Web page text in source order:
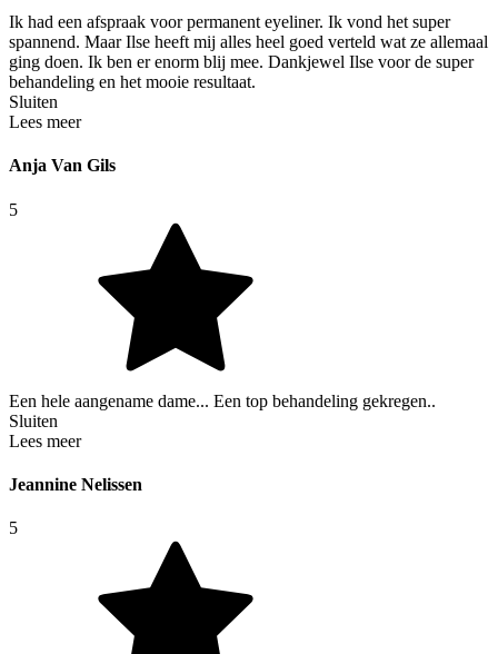
Ik had een afspraak voor permanent eyeliner. Ik vond het super
spannend. Maar Ilse heeft mij alles heel goed verteld wat ze allemaal
ging doen. Ik ben er enorm blij mee. Dankjewel Ilse voor de super
behandeling en het mooie resultaat.
Sluiten
Lees meer
Anja Van Gils
5
Een hele aangename dame... Een top behandeling gekregen..
Sluiten
Lees meer
Jeannine Nelissen
5